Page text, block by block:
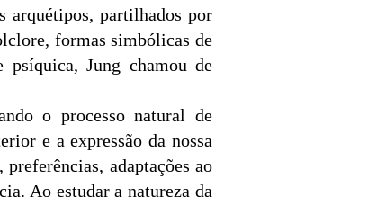
arquétipos, partilhados por
formas simbólicas de
psíquica, Jung chamou de
o processo natural de
e a expressão da nossa
adaptações ao
Ao estudar a natureza da